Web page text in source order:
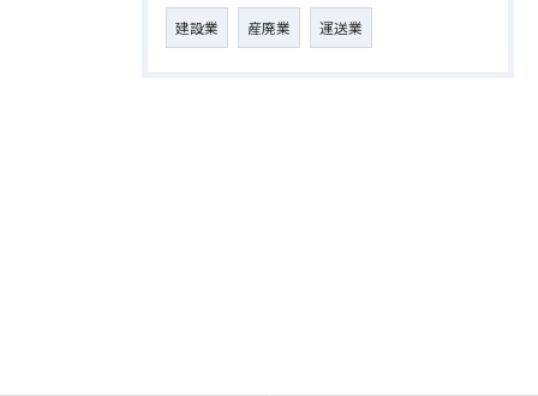
建設業 産廃業 運送業